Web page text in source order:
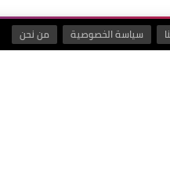
سياسة الخصوصية من نحن